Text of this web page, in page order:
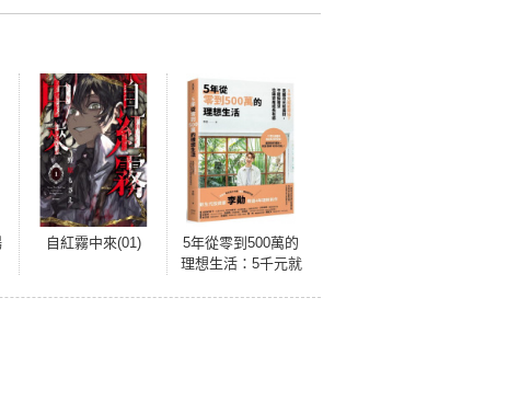
自紅霧中來(01)
5年從零到500萬的
理想生活：5千元就